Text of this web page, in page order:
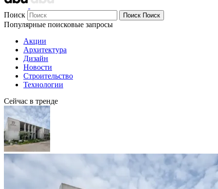
Поиск Поиск Поиск
Популярные поисковые запросы
Акции
Архитектура
Дизайн
Новости
Строительство
Технологии
Сейчас в тренде